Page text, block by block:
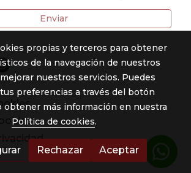
Enviar
propias y terceros para obtener
de la navegación de nuestros
nuestros servicios. Puedes
preferencias a través del botón
obtener más información en nuestra
Política de cookies.
Rechazar Aceptar